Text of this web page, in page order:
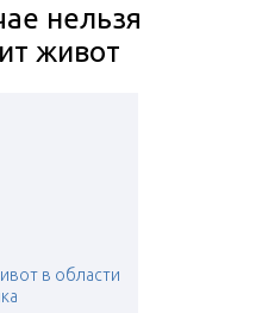
нельзя
живот
в области